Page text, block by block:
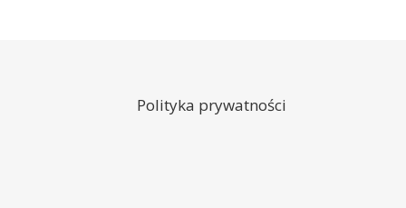
Polityka prywatności